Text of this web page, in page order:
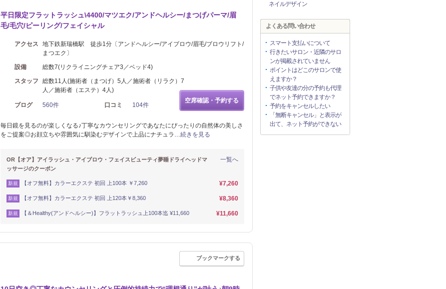
平日限定フラットラッシュ\4400/マツエク/アンドヘルシー/まつげパーマ/眉
毛/毛穴/ピーリング/フェイシャル
アクセス
地下鉄新瑞橋駅 徒歩1分〔アンドヘルシー/アイブロウ/眉毛/ブロウリフト/
まつエク〕
設備
総数7(リクライニングチェア3／ベッド4)
スタッフ
総数11人(施術者（まつげ）5人／施術者（リラク）7
人／施術者（エステ）4人)
ブログ 560件 口コミ 104件
空席確認・予約する
毎日鏡を見るのが楽しくなる♪丁寧なカウンセリングであなたにぴったりの自然体の美しさ
をご提案◎お顔立ちや雰囲気に馴染むデザインで上品にナチュラ…続きを見る
一覧へ
OR【オア】アイラッシュ・アイブロウ・フェイスビューティ夢睡ドライヘッドマ
ッサージのクーポン
新規 【オフ無料】カラーエクステ 初回 上100本 ￥7,260 ¥7,260
新規 【オフ無料】カラーエクステ 初回 上120本￥8,360 ¥8,360
新規 【＆Healthy(アンドヘルシー)】フラットラッシュ上100本迄 ¥11,660 ¥11,660
ブックマークする
ネイルデザイン
よくある問い合わせ
スマート支払いについて
行きたいサロン・近隣のサロ
ンが掲載されていません
ポイントはどこのサロンで使
えますか？
子供や友達の分の予約も代理
でネット予約できますか？
予約をキャンセルしたい
「無断キャンセル」と表示が
出て、ネット予約ができない